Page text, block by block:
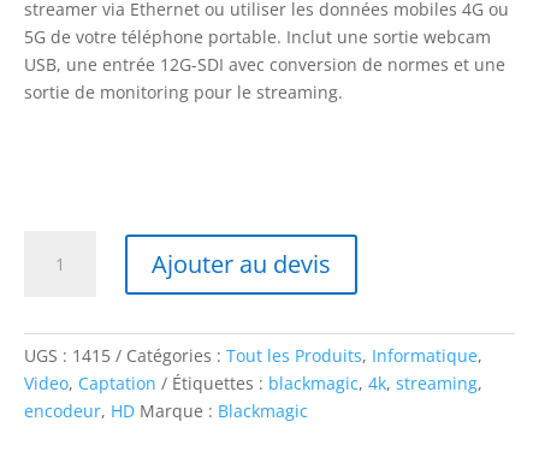
streamer via Ethernet ou utiliser les données mobiles 4G ou
5G de votre téléphone portable. Inclut une sortie webcam
USB, une entrée 12G-SDI avec conversion de normes et une
sortie de monitoring pour le streaming.
Blackmagic
4K
Ajouter au devis
UGS : 1415 Catégories : Tout les Produits, Informatique,
Video, Captation Étiquettes : blackmagic, 4k, streaming,
encodeur, HD Marque : Blackmagic